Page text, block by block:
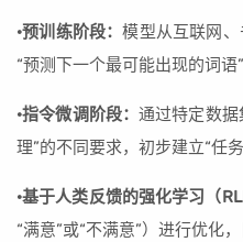
·预训练阶段：模型从互联网
“预测下一个最可能出现的词语
·指令微调阶段：通过特定数据
理”的不同要求，初步建立“任务
·基于人类反馈的强化学习（
“满意”或“不满意”）进行优化